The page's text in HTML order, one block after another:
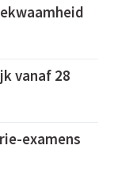
vanaf 28
examens